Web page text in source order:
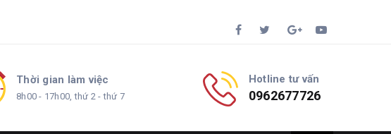
Thời gian làm việc
8h00 - 17h00, thứ 2 - thứ 7
Hotline tư vấn
0962677726